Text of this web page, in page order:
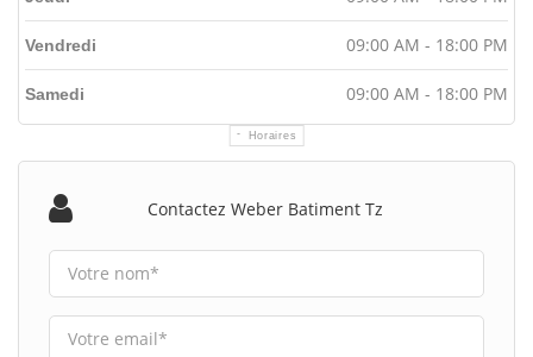
Horaires
Vendredi 09:00 AM - 18:00 PM
Samedi 09:00 AM - 18:00 PM
Contactez Weber Batiment Tz